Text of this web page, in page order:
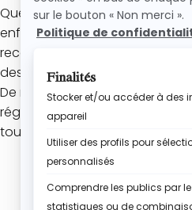
Que tu recherches une idée
enfants, une alternative aux
recettes à préparer à
des recettes simples,
De nouvelles recettes de
régulièrement ajoutées pour
tout au long de l’année.